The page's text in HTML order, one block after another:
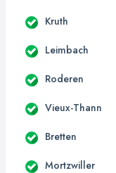
Kruth
Leimbach
Roderen
Vieux-Thann
Bretten
Mortzwiller